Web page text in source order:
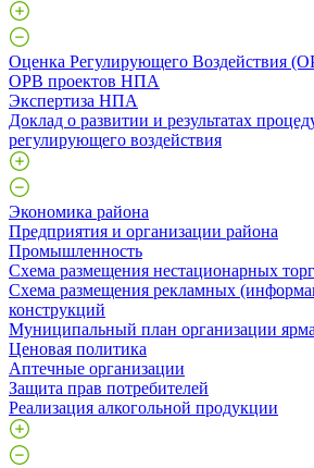
Оценка Регулирующего Воздействия
ОРВ проектов НПА
Экспертиза НПА
Доклад о развитии и результатах
регулирующего воздействия
Экономика района
Предприятия и организации района
Промышленность
Схема размещения нестационарных
Схема размещения рекламных
конструкций
Муниципальный план организации
Ценовая политика
Аптечные организации
Защита прав потребителей
Реализация алкогольной продукции